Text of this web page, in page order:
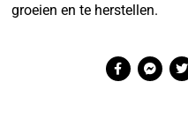
groeien en te herstellen.